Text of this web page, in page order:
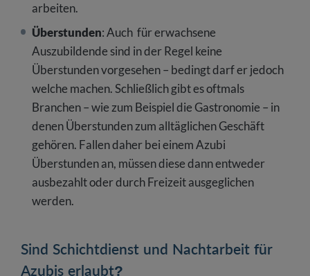
arbeiten.
Überstunden: Auch für erwachsene
Auszubildende sind in der Regel keine
Überstunden vorgesehen – bedingt darf er jedoch
welche machen. Schließlich gibt es oftmals
Branchen – wie zum Beispiel die Gastronomie – in
denen Überstunden zum alltäglichen Geschäft
gehören. Fallen daher bei einem Azubi
Überstunden an, müssen diese dann entweder
ausbezahlt oder durch Freizeit ausgeglichen
werden.
Sind Schichtdienst und Nachtarbeit für
Azubis erlaubt?